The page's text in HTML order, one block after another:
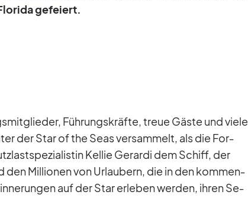
ge­fei­ert.
Füh­rungs­kräfte, treue Gäste und viele
der Star of the Seas ver­sam­melt, als die For­
Kel­lie Ge­rardi dem Schiff, der
den Mil­lio­nen von Ur­lau­bern, die in den kom­men­
auf der Star er­le­ben wer­den, ih­ren Se­